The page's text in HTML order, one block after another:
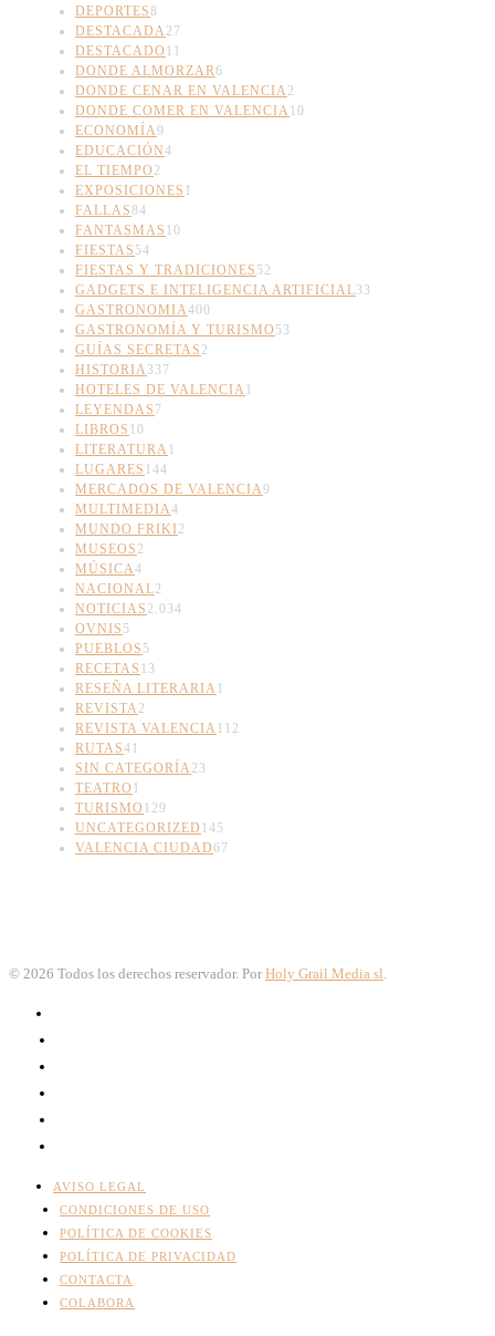
DEPORTES8
DESTACADA 27
DESTACADO 11
DONDE ALMORZAR6
DONDE CENAR EN VALENCIA 2
DONDE COMER EN VALENCIA 10
ECONOMÍA9
EDUCACIÓN4
EL TIEMPO 2
EXPOSICIONES 1
FALLAS84
FANTASMAS 10
FIESTAS 54
FIESTAS Y TRADICIONES 52
GADGETS E INTELIGENCIA ARTIFICIAL33
GASTRONOMIA400
GASTRONOMÍA Y TURISMO 53
GUÍAS SECRETAS 2
HISTORIA 337
HOTELES DE VALENCIA 1
LEYENDAS 7
LIBROS 10
LITERATURA 1
LUGARES 144
MERCADOS DE VALENCIA9
MULTIMEDIA4
MUNDO FRIKI2
MUSEOS 2
MÚSICA4
NACIONAL2
NOTICIAS 2.034
OVNIS 5
PUEBLOS 5
RECETAS 13
RESEÑA LITERARIA 1
REVISTA 2
REVISTA VALENCIA 112
RUTAS41
SIN CATEGORÍA 23
TEATRO 1
TURISMO 129
UNCATEGORIZED 145
VALENCIA CIUDAD67
© 2026 Todos los derechos reservador. Por Holy Grail Media sl
AVISO LEGAL
CONDICIONES DE USO
POLÍTICA DE COOKIES
POLÍTICA DE PRIVACIDAD
CONTACTA
COLABORA